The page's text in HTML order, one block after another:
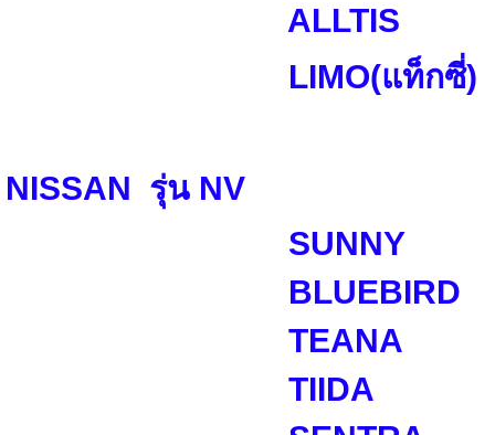
ALLTIS
LIMO(แท็กซี่)
NISSAN รุ่น NV
SUNNY
BLUEBIRD
TEANA
TIIDA